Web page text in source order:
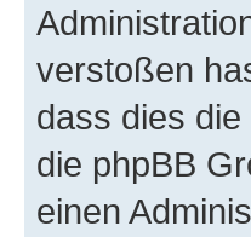
verstoßen
dass dies
die phpBB
einen